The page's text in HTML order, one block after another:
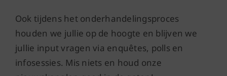
Ook tijdens het onderhandelingsproces
houden we jullie op de hoogte en blijven we
jullie input vragen via enquêtes, polls en
infosessies. Mis niets en houd onze